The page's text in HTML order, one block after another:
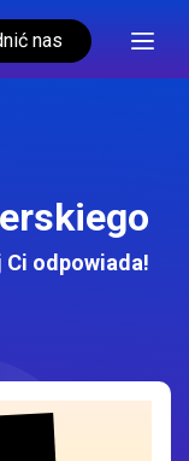
nas
odpowiada!